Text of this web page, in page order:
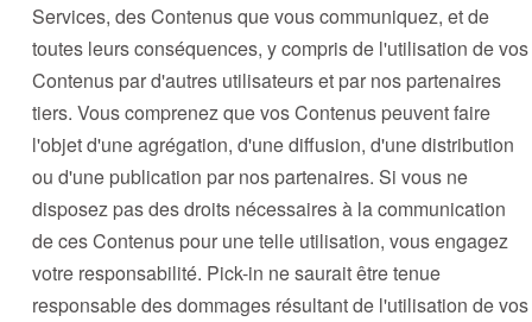
Services, des Contenus que vous communiquez, et de
toutes leurs conséquences, y compris de l'utilisation de vos
Contenus par d'autres utilisateurs et par nos partenaires
tiers. Vous comprenez que vos Contenus peuvent faire
l'objet d'une agrégation, d'une diffusion, d'une distribution
ou d'une publication par nos partenaires. Si vous ne
disposez pas des droits nécessaires à la communication
de ces Contenus pour une telle utilisation, vous engagez
votre responsabilité. Pick-in ne saurait être tenue
responsable des dommages résultant de l'utilisation de vos